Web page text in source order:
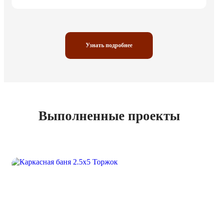
Узнать подробнее
Выполненные проекты